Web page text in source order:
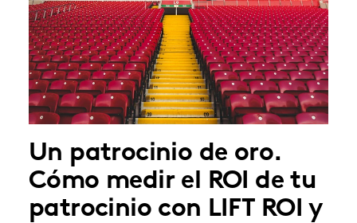
Un patrocinio de oro.
Cómo medir el ROI de tu
patrocinio con LIFT ROI y